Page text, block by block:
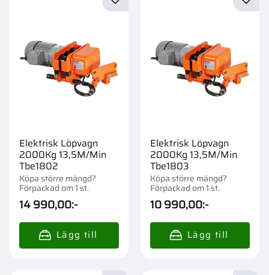
Elektrisk Löpvagn
2000Kg 13,5M/Min
Tbe1802
Köpa större mängd?
Förpackad om 1 st.
14 990,00:-
Lägg till i favoriter
Elektrisk Löpvagn
2000Kg 13,5M/Min
Tbe1803
Köpa större mängd?
Förpackad om 1 st.
10 990,00:-